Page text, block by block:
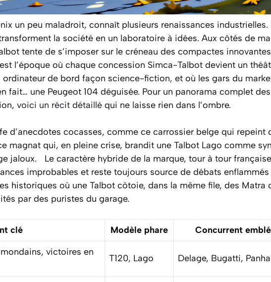
un peu maladroit, connaît plusieurs renaissances
la société en un laboratoire à idées. Aux côtés de
tente de s’imposer sur le créneau des compactes
l’époque où chaque concession Simca-Talbot devient un
de bord façon science-fiction, et où les gars du
fait… une Peugeot 104 déguisée. Pour un panorama complet
voici un récit détaillé qui ne laisse rien dans l’ombre.
d’anecdotes cocasses, comme ce carrossier belge qui repeint
magnat qui, en pleine crise, brandit une Talbot Lago comme
jaloux. Le caractère hybride de la marque, tour à tour
improbables et reste toujours source de débats
historiques où une Talbot côtoie, dans la même file, des Matra
par des puristes du garage.
clé Modèle phare
Concurrent
victoires en
T120, Lago Delage, Bugatti,